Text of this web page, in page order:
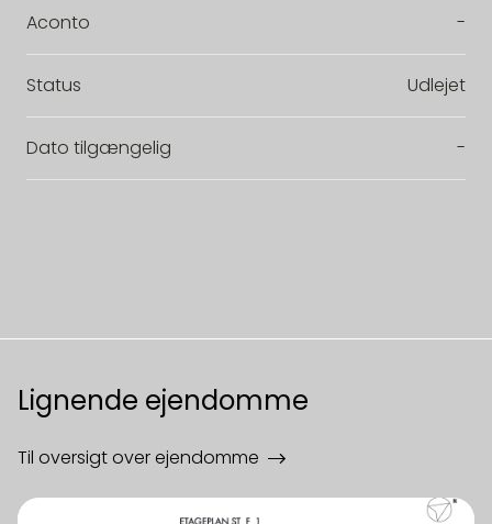
Aconto -
Status Udlejet
Dato tilgængelig -
Lignende ejendomme
Til oversigt over ejendomme